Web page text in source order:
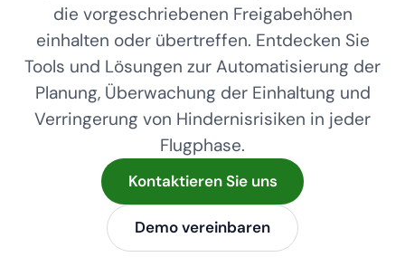
die vorgeschriebenen Freigabehöhen
einhalten oder übertreffen. Entdecken Sie
Tools und Lösungen zur Automatisierung der
Planung, Überwachung der Einhaltung und
Verringerung von Hindernisrisiken in jeder
Flugphase.
Kontaktieren Sie uns
Demo vereinbaren